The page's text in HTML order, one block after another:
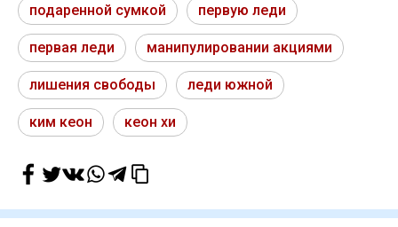
подаренной сумкой первую леди
первая леди манипулировании акциями
лишения свободы леди южной
ким кеон кеон хи